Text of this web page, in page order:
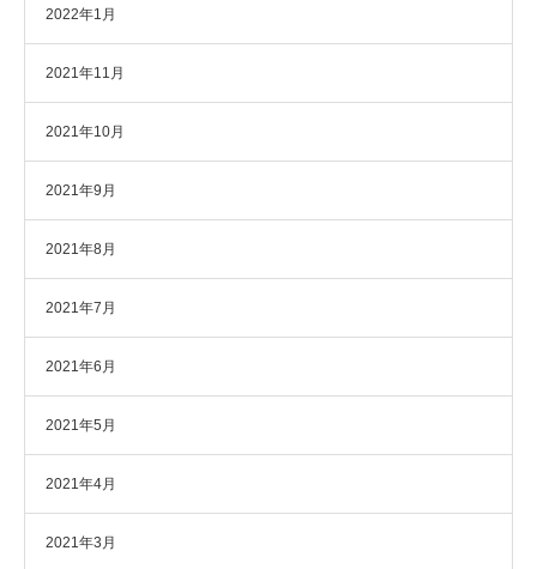
2022年1月
2021年11月
2021年10月
2021年9月
2021年8月
2021年7月
2021年6月
2021年5月
2021年4月
2021年3月